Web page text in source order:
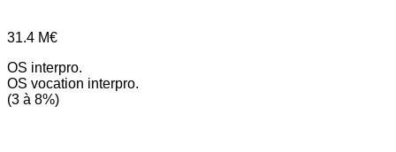
31.4 M€
OS interpro.
OS vocation interpro.
(3 à 8%)